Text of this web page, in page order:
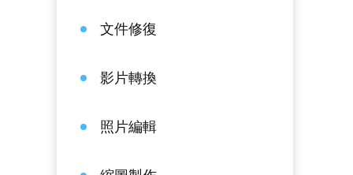
文件修復
影片轉換
照片編輯